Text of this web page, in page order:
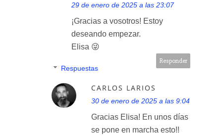
29 de enero de 2025 a las 23:07
¡Gracias a vosotros! Estoy
deseando empezar.
Elisa 😜
Responder
Respuestas
CARLOS LARIOS
30 de enero de 2025 a las 9:04
Gracias Elisa! En unos días
se pone en marcha esto!!